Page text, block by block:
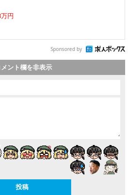
円
Sponsored by
メント欄を非表示